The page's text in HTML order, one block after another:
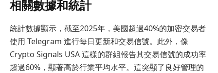
相關數據和統計
統計數據顯示，截至2025年，美國超過40%的加密交易者
使用 Telegram 進行每日更新和交易信號。此外，像
Crypto Signals USA 這樣的群組報告其交易信號的成功率
超過60%，顯著高於行業平均水平。這突顯了良好管理的